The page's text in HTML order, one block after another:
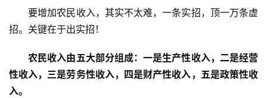
要增加农民收入，其实不太难，一条实招，顶一万条虚
招。关键在于出实招！
农民收入由五大部分组成：一是生产性收入，二是经营
性收入，三是劳务性收入，四是财产性收入，五是政策性收
入。